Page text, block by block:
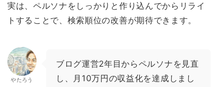
実は、ペルソナをしっかりと作り込んでからリライ
トすることで、検索順位の改善が期待できます。
やたろう
ブログ運営2年目からペルソナを見直
し、月10万円の収益化を達成しまし